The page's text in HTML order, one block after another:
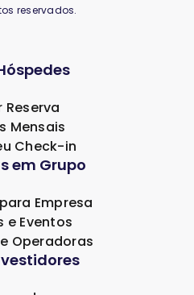
reservados.
Reserva
Mensais
Check-in
em Grupo
Empresa
e Eventos
Operadoras